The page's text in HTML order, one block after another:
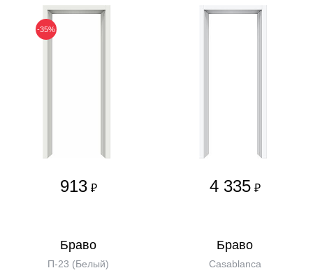
-35%
913 ₽ 4 335 ₽
Бравo
П-23 (Белый)
Бравo
Casablanca